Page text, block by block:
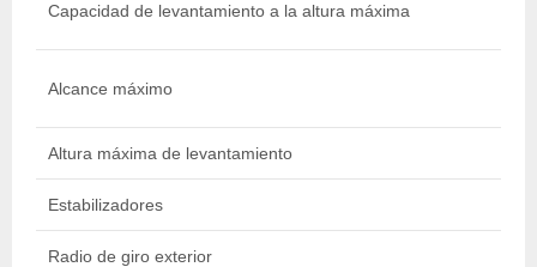
Capacidad de levantamiento a la altura máxima
Alcance máximo
Altura máxima de levantamiento
Estabilizadores
Radio de giro exterior